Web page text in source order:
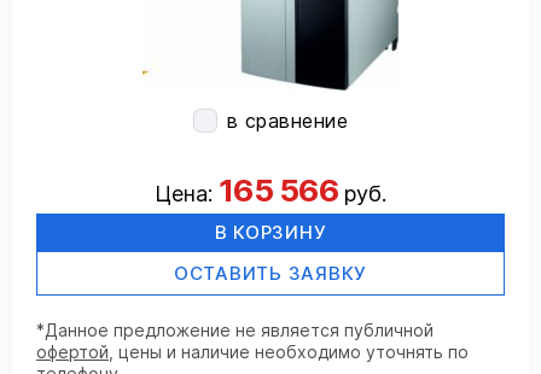
в сравнение
Цена: 165 566руб.
В КОРЗИНУ
ОСТАВИТЬ ЗАЯВКУ
*Данное предложение не является публичной
офертой , цены и наличие необходимо уточнять по